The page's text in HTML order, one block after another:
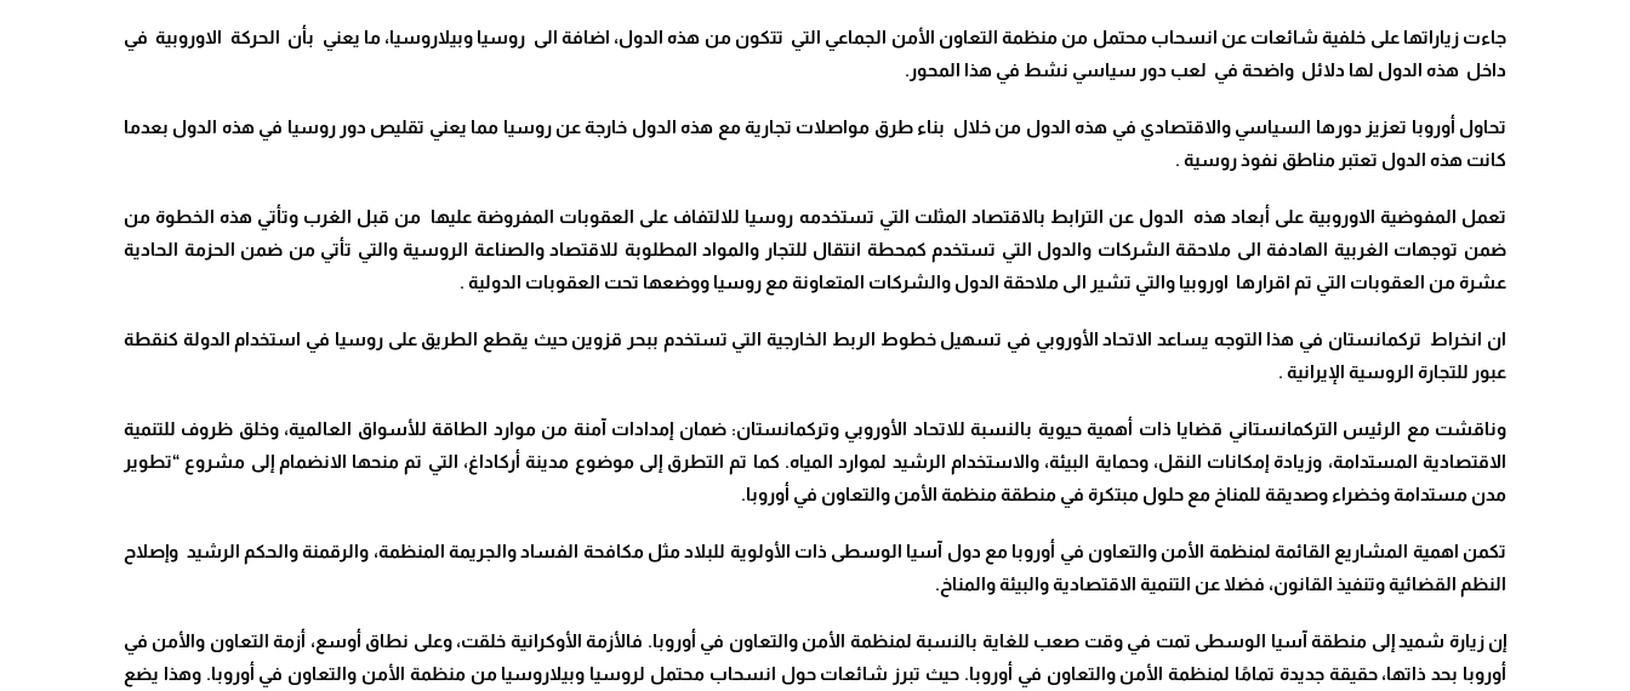
جاءت زياراتها على خلفية شائعات عن انسحاب محتمل من منظمة التعاون الأمن الجماعي التي تتكون من هذه الدول، اضافة الى روسيا وبيلاروسيا، ما يعني بأن الحركة الاوروبية في
داخل هذه الدول لها دلائل واضحة في لعب دور سياسي نشط في هذا المحور .
تحاول أوروبا تعزيز دورها السياسي والاقتصادي في هذه الدول من خلال بناء طرق مواصلات تجارية مع هذه الدول خارجة عن روسيا مما يعني تقليص دور روسيا في هذه الدول بعدما
كانت هذه الدول تعتبر مناطق نفوذ روسية .
تعمل المفوضية الاوروبية على أبعاد هذه الدول عن الترابط بالاقتصاد المثلت التي تستخدمه روسيا للالتفاف على العقوبات المفروضة عليها من قبل الغرب وتأتي هذه الخطوة من
ضمن توجهات الغربية الهادفة الى ملاحقة الشركات والدول التي تستخدم كمحطة انتقال للتجار والمواد المطلوبة للاقتصاد والصناعة الروسية والتي تأتي من ضمن الحزمة الحادية
عشرة من العقوبات التي تم اقرارها اوروبيا والتي تشير الى ملاحقة الدول والشركات المتعاونة مع روسيا ووضعها تحت العقوبات الدولية .
ان انخراط تركمانستان في هذا التوجه يساعد الاتحاد الأوروبي في تسهيل خطوط الربط الخارجية التي تستخدم ببحر قزوين حيث يقطع الطريق على روسيا في استخدام الدولة كنقطة
عبور للتجارة الروسية الإيرانية .
وناقشت مع الرئيس التركمانستاني قضايا ذات أهمية حيوية بالنسبة للاتحاد الأوروبي وتركمانستان: ضمان إمدادات آمنة من موارد الطاقة للأسواق العالمية، وخلق ظروف للتنمية
الاقتصادية المستدامة، وزيادة إمكانات النقل، وحماية البيئة، والاستخدام الرشيد لموارد المياه. كما تم التطرق إلى موضوع مدينة أركاداغ، التي تم منحها الانضمام إلى مشروع “تطوير
مدن مستدامة وخضراء وصديقة للمناخ مع حلول مبتكرة في منطقة منظمة الأمن والتعاون في أوروبا.
تكمن اهمية المشاريع القائمة لمنظمة الأمن والتعاون في أوروبا مع دول آسيا الوسطى ذات الأولوية للبلاد مثل مكافحة الفساد والجريمة المنظمة، والرقمنة والحكم الرشيد وإصلاح
النظم القضائية وتنفيذ القانون، فضلا عن التنمية الاقتصادية والبيئة والمناخ .
إن زيارة شميد إلى منطقة آسيا الوسطى تمت في وقت صعب للغاية بالنسبة لمنظمة الأمن والتعاون في أوروبا. فالأزمة الأوكرانية خلقت، وعلى نطاق أوسع، أزمة التعاون والأمن في
أوروبا بحد ذاتها، حقيقة جديدة تمامًا لمنظمة الأمن والتعاون في أوروبا. حيث تبرز شائعات حول انسحاب محتمل لروسيا وبيلاروسيا من منظمة الأمن والتعاون في أوروبا. وهذا يضع